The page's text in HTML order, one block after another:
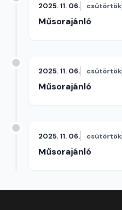
2025. 11. 06. csütörtök
Műsorajánló
2025. 11. 06. csütörtök
Műsorajánló
2025. 11. 06. csütörtök
Műsorajánló